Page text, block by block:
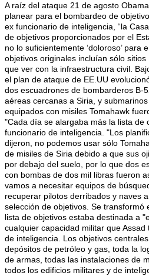
A raíz del ataque 21 de agosto
planear para el bombardeo de
ex funcionario de inteligencia, “la
de objetivos proporcionados por el
no lo suficientemente ‘doloroso’ para
objetivos originales incluían sólo
que ver con la infraestructura civil.
el plan de ataque de EE.UU
dos escuadrones de bombarderos B-
aéreas cercanas a Siria, y
equipados con misiles Tomahawk
"Cada día se alargaba más la lista de
funcionario de inteligencia. "Los
dijeron, no podemos usar sólo
de misiles de Siria debido a que sus
por debajo del suelo, por lo que dos
con bombas de dos mil libras fueron
vamos a necesitar equipos de
recuperar pilotos derribados y naves
selección de objetivos. Se transformó
lista de objetivos estaba destinada a
cualquier capacidad militar que
de inteligencia. Los objetivos
depósitos de petróleo y gas, toda la
de armas, todas las instalaciones de
todos los edificios militares y de